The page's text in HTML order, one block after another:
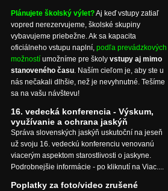
Plánujete školský výlet?Aj keď vstupy zatiaľ
vopred nerezervujeme, školské skupiny
vybavujeme priebežne. Ak sa kapacita
oficiálneho vstupu naplní, podľa prevádzkových
možností umožníme pre školy vstupy aj mimo
stanoveného času. Naším cieľom je, aby ste u
nás nečakali dlhšie, než je nevyhnutné. Tešíme
sa na vašu návštevu!
16. vedecká konferencia - Výskum,
využívanie a ochrana jaskýň
Správa slovenských jaskýň uskutoční na jeseň
už svoju 16. vedeckú konferenciu venovanú
viacerým aspektom starostlivosti o jaskyne.
Podrobnejšie informácie - po kliknutí na Viac....
Poplatky za foto/video zrušené